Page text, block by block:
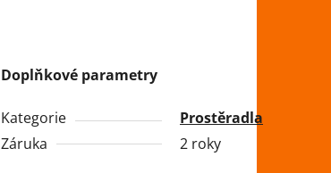
Doplňkové parametry
Kategorie
Prostěradla
Záruka
2 roky